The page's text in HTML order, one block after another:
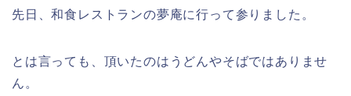
先日、和食レストランの夢庵に行って参りました。
とは言っても、頂いたのはうどんやそばではありませ
ん。